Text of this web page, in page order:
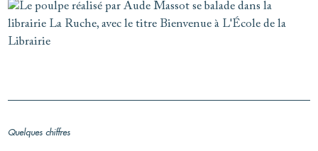
Quelques chiffres